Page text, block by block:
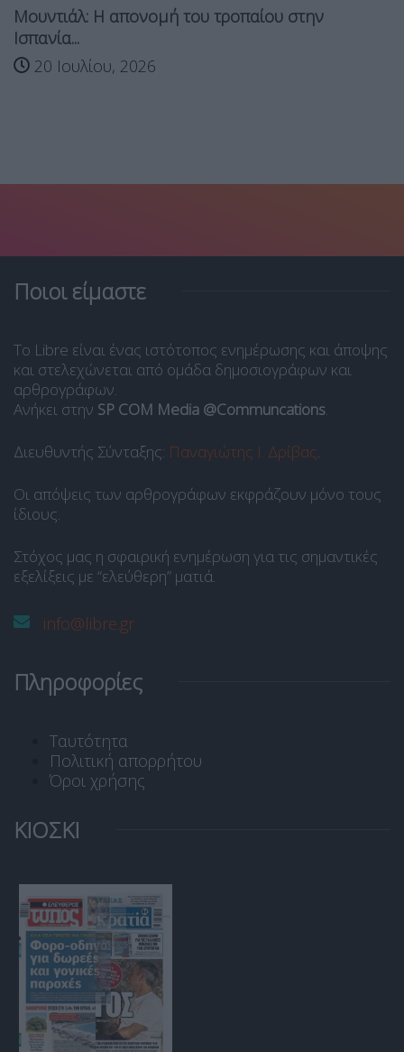
Μουντιάλ: Η απονομή του τροπαίου στην
Ισπανία...
20 Ιουλίου, 2026
Ποιοι είμαστε
Το Libre είναι ένας ιστότοπος ενημέρωσης και άποψης
και στελεχώνεται από ομάδα δημοσιογράφων και
αρθρογράφων.
Ανήκει στην SP COM Media @Communcations.
Διευθυντής Σύνταξης: Παναγιώτης Ι. Δρίβας.
Οι απόψεις των αρθρογράφων εκφράζουν μόνο τους
ίδιους.
Στόχος μας η σφαιρική ενημέρωση για τις σημαντικές
εξελίξεις με “ελεύθερη” ματιά.
info@libre.gr
Πληροφορίες
Ταυτότητα
Πολιτική απορρήτου
Όροι χρήσης
ΚΙΟΣΚΙ